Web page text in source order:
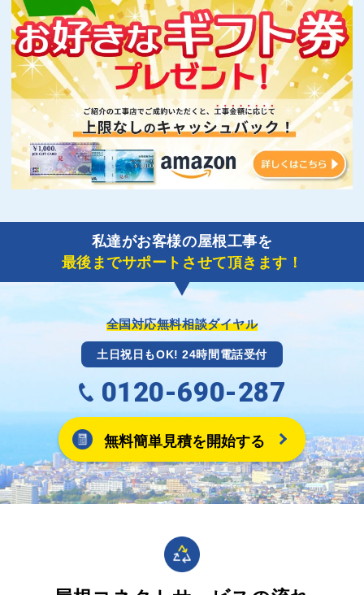
私達がお客様の屋根工事を
最後までサポートさせて頂きます！
全国対応無料相談ダイヤル
土日祝日もOK! 24時間電話受付
0120-690-287
無料簡単見積を開始する